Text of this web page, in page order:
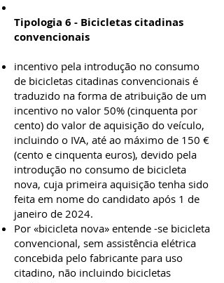
Tipologia 6 - Bicicletas citadinas
convencionais
incentivo pela introdução no consumo
de bicicletas citadinas convencionais é
traduzido na forma de atribuição de um
incentivo no valor 50% (cinquenta por
cento) do valor de aquisição do veículo,
incluindo o IVA, até ao máximo de 150 €
(cento e cinquenta euros), devido pela
introdução no consumo de bicicleta
nova, cuja primeira aquisição tenha sido
feita em nome do candidato após 1 de
janeiro de 2024.
Por «bicicleta nova» entende -se bicicleta
convencional, sem assistência elétrica
concebida pelo fabricante para uso
citadino, não incluindo bicicletas